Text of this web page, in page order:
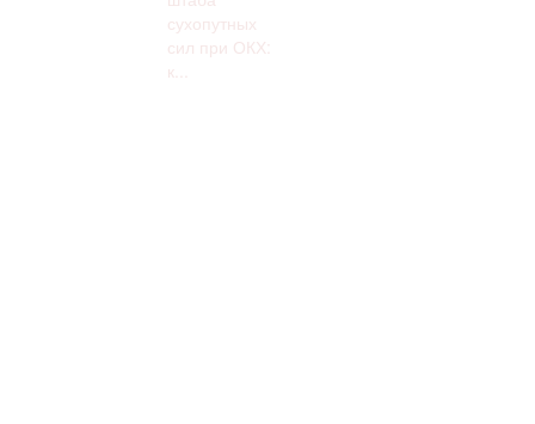
сухопутных
сил при ОКХ:
к...